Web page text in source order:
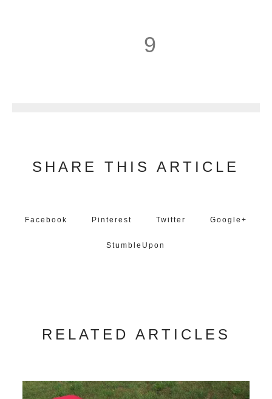
9
SHARE THIS ARTICLE
Facebook Pinterest Twitter Google+
StumbleUpon
RELATED ARTICLES